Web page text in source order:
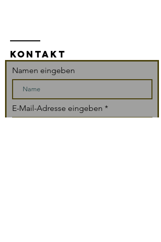
KONTAKT
Namen eingeben
E-Mail-Adresse eingeben